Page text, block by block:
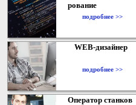
рование
подробнее >>
WEB-дизайнер
подробнее >>
Оператор станков